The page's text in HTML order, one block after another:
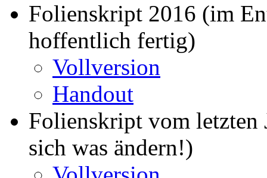
Folienskript 2016 (im
hoffentlich fertig)
Vollversion
Handout
Folienskript vom letzten
sich was ändern!)